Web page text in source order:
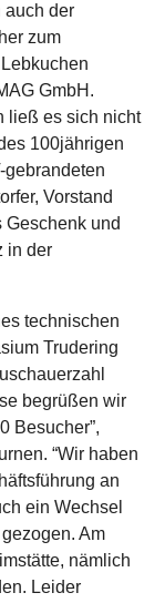
auch der
zum
GmbH.
ließ es sich nicht
100jährigen
Vorstand
Geschenk und
in der
technischen
Trudering
begrüßen wir
Besucher”,
“Wir haben
an
ein Wechsel
Am
nämlich
Leider